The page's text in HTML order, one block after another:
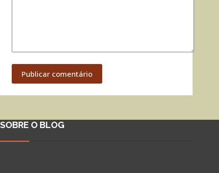
Publicar comentário
SOBRE O BLOG